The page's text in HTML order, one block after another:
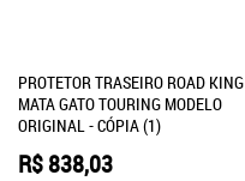
PROTETOR TRASEIRO ROAD KING
MATA GATO TOURING MODELO
ORIGINAL - CÓPIA (1)
R$ 838,03